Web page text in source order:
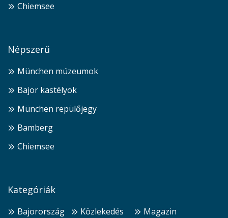
Chiemsee
Népszerű
München múzeumok
Bajor kastélyok
München repülőjegy
Bamberg
Chiemsee
Kategóriák
Bajorország Közlekedés
Magazin